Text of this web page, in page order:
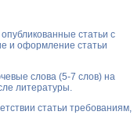
статьи с
и оформление статьи
слова (5-7 слов) на
литературы.
статьи требованиям,